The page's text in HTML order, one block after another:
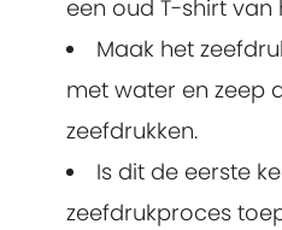
een oud T-shirt van
Maak het
met water en zeep
zeefdrukken.
Is dit de eerste
zeefdrukproces